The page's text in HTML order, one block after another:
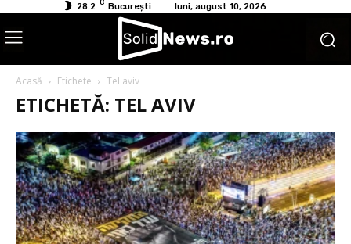
28.2 C București luni, august 10, 2026
Acasă Etichete Tel aviv
ETICHETĂ: TEL AVIV